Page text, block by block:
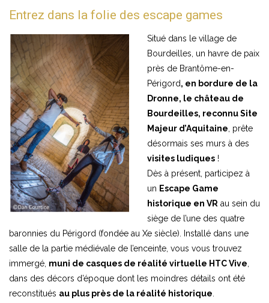
Entrez dans la folie des escape games
Situé dans le village de
Bourdeilles, un havre de paix
près de Brantôme-en-
Périgord, en bordure de la
Dronne, le château de
Bourdeilles, reconnu Site
Majeur d’Aquitaine, prête
désormais ses murs à des
visites ludiques !
Dès à présent, participez à
un Escape Game
historique en VR au sein du
siège de l’une des quatre
baronnies du Périgord (fondée au Xe siècle). Installé dans une
salle de la partie médiévale de l’enceinte, vous vous trouvez
immergé, muni de casques de réalité virtuelle HTC Vive,
dans des décors d’époque dont les moindres détails ont été
reconstitués au plus près de la réalité historique.